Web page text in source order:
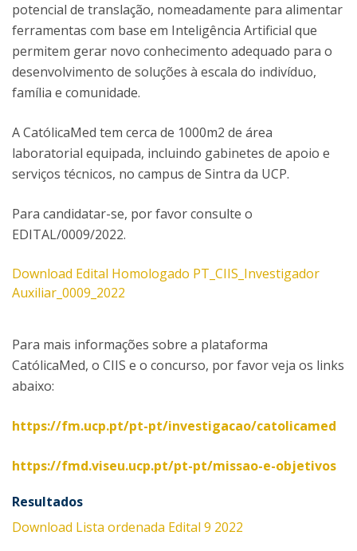
potencial de translação, nomeadamente para alimentar
ferramentas com base em Inteligência Artificial que
permitem gerar novo conhecimento adequado para o
desenvolvimento de soluções à escala do indivíduo,
família e comunidade.
A CatólicaMed tem cerca de 1000m2 de área
laboratorial equipada, incluindo gabinetes de apoio e
serviços técnicos, no campus de Sintra da UCP.
Para candidatar-se, por favor consulte o
EDITAL/0009/2022.
Download Edital Homologado PT_CIIS_Investigador
Auxiliar_0009_2022
Para mais informações sobre a plataforma
CatólicaMed, o CIIS e o concurso, por favor veja os links
abaixo:
https://fm.ucp.pt/pt-pt/investigacao/catolicamed
https://fmd.viseu.ucp.pt/pt-pt/missao-e-objetivos
Re​sultados
Download Lista ordenada Edital 9 2022